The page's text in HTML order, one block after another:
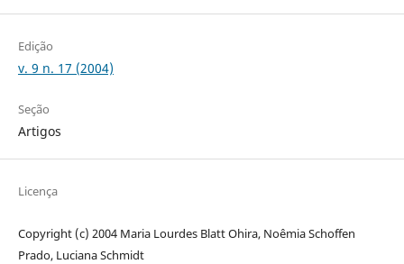
Edição
v. 9 n. 17 (2004)
Seção
Artigos
Licença
Copyright (c) 2004 Maria Lourdes Blatt Ohira, Noêmia Schoffen
Prado, Luciana Schmidt